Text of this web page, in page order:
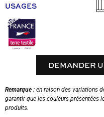
USAGES
DEMANDER
Remarque : en raison des variations
garantir que les couleurs présentées
produits.